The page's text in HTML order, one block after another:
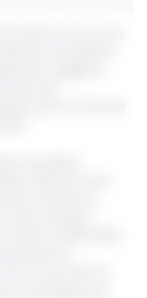
un Accordo
le transazioni
maggiore
per economie
la positiva
dell'accordo
compiuti su
allo sviluppo
inoltre evidenziato
di un accordo di
di valutazioni di